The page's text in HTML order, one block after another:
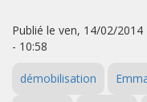
Publié le ven, 14/02/
- 10:58
démobilisation